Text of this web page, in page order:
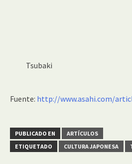
Tsubaki
Fuente: http://www.asahi.com/
PUBLICADO EN
ARTÍCULOS
ETIQUETADO
CULTURA JAPONESA